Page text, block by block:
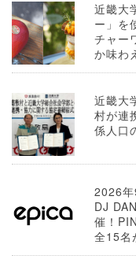
近畿大
ー」を
チャー
か味わ
近畿大
村が連
係人口
2026
DJ
催！
全15名